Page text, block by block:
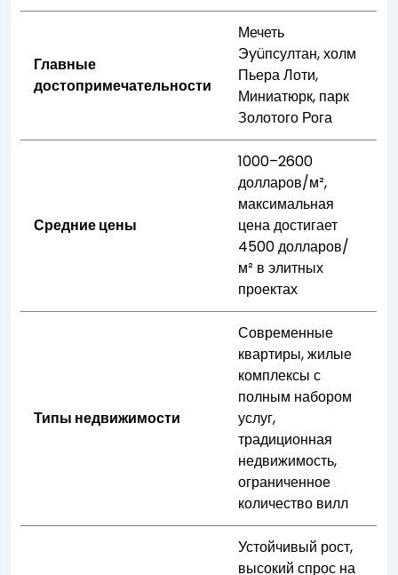
Главные
достопримечательности
Мечеть
Эyüпсултан, холм
Пьера Лоти,
Миниатюрк, парк
Золотого Рога
Средние цены
1000–2600
долларов/м²,
максимальная
цена достигает
4500 долларов/
м² в элитных
проектах
Типы недвижимости
Современные
квартиры, жилые
комплексы с
полным набором
услуг,
традиционная
недвижимость,
ограниченное
количество вилл
Устойчивый рост,
высокий спрос на